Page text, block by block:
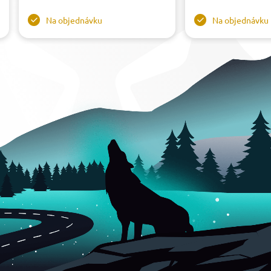
Na objednávku Na objednávku